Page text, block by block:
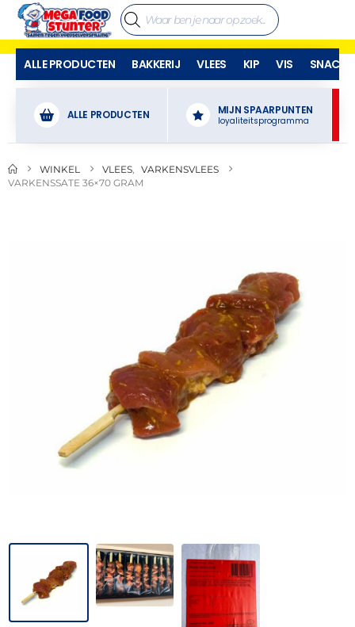
ALLE PRODUCTEN BAKKERIJ VLEES KIP VIS SNACKS
ALLE PRODUCTEN MIJN SPAARPUNTEN
loyaliteitsprogramma
WINKEL VLEES
VARKENSVLEES
VARKENSSATE 36×70 GRAM